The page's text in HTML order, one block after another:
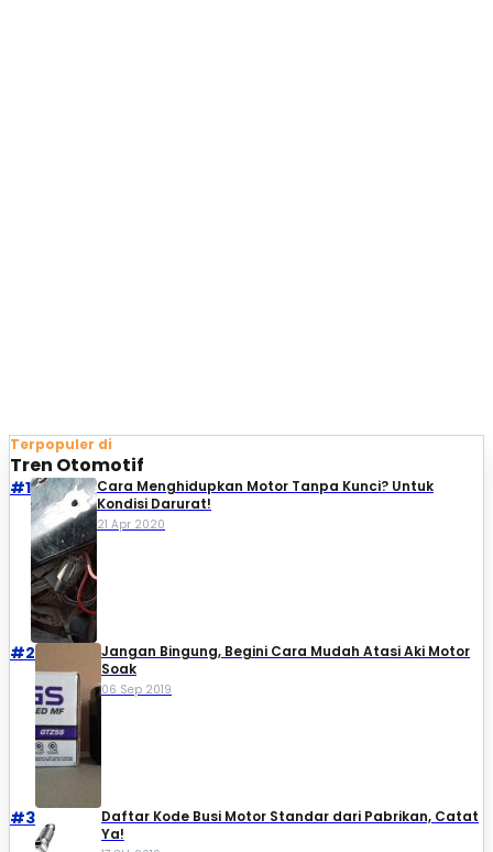
Terpopuler di
Tren Otomotif
#1
Cara Menghidupkan Motor Tanpa Kunci? Untuk
Kondisi Darurat!
21 Apr 2020
#2
Jangan Bingung, Begini Cara Mudah Atasi Aki Motor
Soak
06 Sep 2019
#3
Daftar Kode Busi Motor Standar dari Pabrikan, Catat
Ya!